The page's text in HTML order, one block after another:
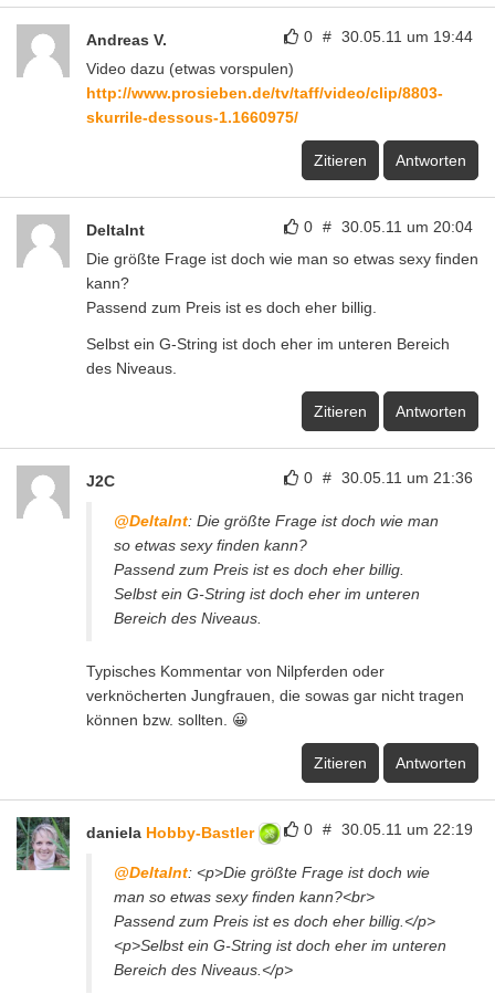
0 # 30.05.11 um 19:44
Andreas V.
Video dazu (etwas vorspulen)
http://www.prosieben.de/tv/taff/video/clip/8803-
skurrile-dessous-1.1660975/
Zitieren Antworten
0 # 30.05.11 um 20:04
DeltaInt
Die größte Frage ist doch wie man so etwas sexy finden
kann?
Passend zum Preis ist es doch eher billig.
Selbst ein G-String ist doch eher im unteren Bereich
des Niveaus.
Zitieren Antworten
0 # 30.05.11 um 21:36
J2C
@DeltaInt: Die größte Frage ist doch wie man
so etwas sexy finden kann?
Passend zum Preis ist es doch eher billig.
Selbst ein G-String ist doch eher im unteren
Bereich des Niveaus.
Typisches Kommentar von Nilpferden oder
verknöcherten Jungfrauen, die sowas gar nicht tragen
können bzw. sollten. 😀
Zitieren Antworten
0 # 30.05.11 um 22:19
daniela Hobby-Bastler
@DeltaInt: <p>Die größte Frage ist doch wie
man so etwas sexy finden kann?<br>
Passend zum Preis ist es doch eher billig.</p>
<p>Selbst ein G-String ist doch eher im unteren
Bereich des Niveaus.</p>